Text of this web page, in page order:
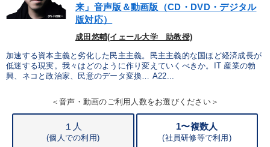
投資 MBA 繁盛 理念・パーパス FCビジネス
相続・事業承継 歴史に学ぶ
デザイン IT・デジタル活用
来」音声版＆動画版（CD・DVD・デジタル
版対応）
成田悠輔(イェール大学 助教授)
加速する資本主義と劣化した民主主義。民主主義的な国ほど経済成長が
低迷する現実。我々はどのように作り変えていくべきか。IT 産業の勃
興、ネコと政治家、民意のデータ変換… A22...
＜音声・動画のご利用人数をお選びください＞
１人
(個人での利用)
1〜複数人
(社員研修等で利用)